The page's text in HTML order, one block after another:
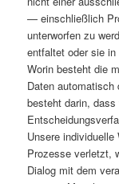
— einschließlich
unterworfen zu
entfaltet oder sie in
Worin besteht die
Daten automatisch
besteht darin,
Unsere individuelle
Prozesse verletzt,
Dialog mit dem